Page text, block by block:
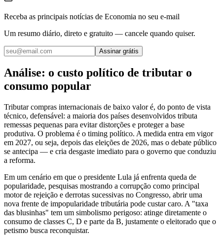
Receba as principais notícias de Economia no seu e-mail
Um resumo diário, direto e gratuito — cancele quando quiser.
Assinar grátis
Análise: o custo político de tributar o
consumo popular
Tributar compras internacionais de baixo valor é, do ponto de vista
técnico, defensável: a maioria dos países desenvolvidos tributa
remessas pequenas para evitar distorções e proteger a base
produtiva. O problema é o timing político. A medida entra em vigor
em 2027, ou seja, depois das eleições de 2026, mas o debate público
se antecipa — e cria desgaste imediato para o governo que conduziu
a reforma.
Em um cenário em que o presidente Lula já enfrenta queda de
popularidade, pesquisas mostrando a corrupção como principal
motor de rejeição e derrotas sucessivas no Congresso, abrir uma
nova frente de impopularidade tributária pode custar caro. A "taxa
das blusinhas" tem um simbolismo perigoso: atinge diretamente o
consumo de classes C, D e parte da B, justamente o eleitorado que o
petismo busca reconquistar.